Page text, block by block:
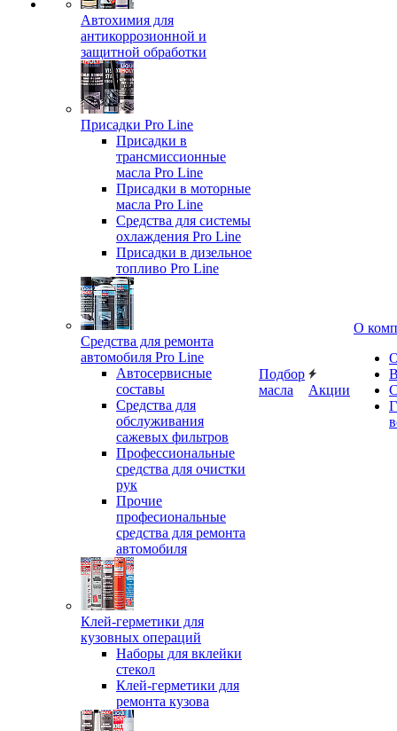
Автохимия для
антикоррозионной и
защитной обработки
Присадки Pro Line
Присадки в
трансмиссионные
масла Pro Line
Присадки в моторные
масла Pro Line
Средства для системы
охлаждения Pro Line
Присадки в дизельное
топливо Pro Line
Средства для ремонта
автомобиля Pro Line
Автосервисные
составы
Средства для
обслуживания
сажевых фильтров
Профессиональные
средства для очистки
рук
Прочие
професиональные
средства для ремонта
автомобиля
Клей-герметики для
кузовных операций
Наборы для вклейки
стекол
Клей-герметики для
ремонта кузова
Подбор
масла
Акции
О